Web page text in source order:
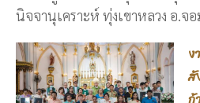
นิจจานุเคราะห์ ทุ่งเขาหลวง อ.จ
สั